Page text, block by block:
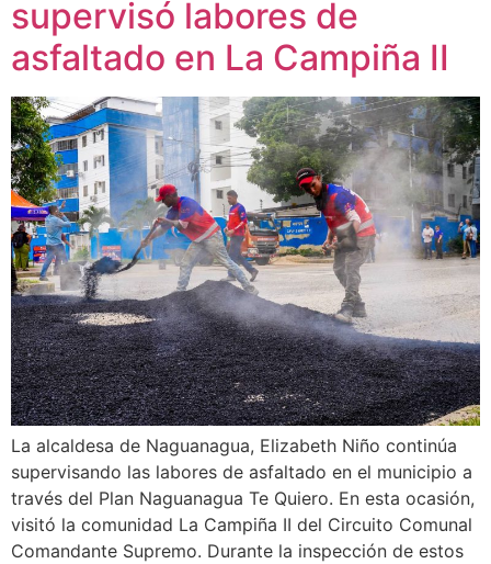
supervisó labores de
asfaltado en La Campiña II
La alcaldesa de Naguanagua, Elizabeth Niño continúa
supervisando las labores de asfaltado en el municipio a
través del Plan Naguanagua Te Quiero. En esta ocasión,
visitó la comunidad La Campiña II del Circuito Comunal
Comandante Supremo. Durante la inspección de estos